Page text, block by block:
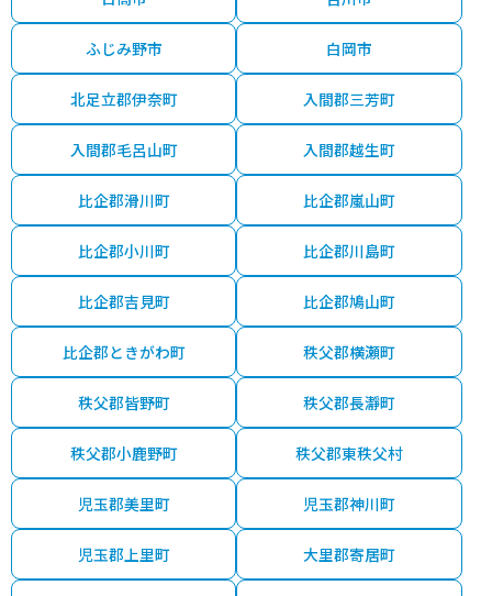
ふじみ野市 白岡市
北足立郡伊奈町 入間郡三芳町
入間郡毛呂山町 入間郡越生町
比企郡滑川町 比企郡嵐山町
比企郡小川町 比企郡川島町
比企郡吉見町 比企郡鳩山町
比企郡ときがわ町 秩父郡横瀬町
秩父郡皆野町 秩父郡長瀞町
秩父郡小鹿野町 秩父郡東秩父村
児玉郡美里町 児玉郡神川町
児玉郡上里町 大里郡寄居町